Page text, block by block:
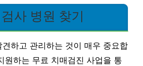
사 병원 찾기
하고 관리하는 것이 매우 중요합
원하는 무료 치매검진 사업을 통